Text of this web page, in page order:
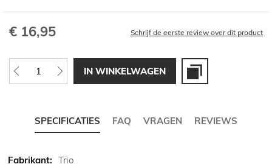
€ 16,95 Schrijf de eerste review over dit product
IN WINKELWAGEN
SPECIFICATIES FAQ VRAGEN REVIEWS
Meer
Trio